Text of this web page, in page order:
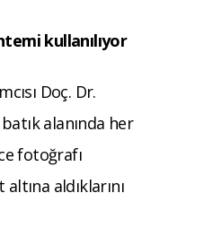
kullanılıyor
Doç. Dr.
alanında her
fotoğrafı
aldıklarını